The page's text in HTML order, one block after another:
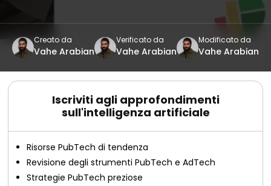
Creato da
Vahe Arabian
Verificato da
Vahe Arabian
Modificato da
Vahe Arabian
Iscriviti agli approfondimenti
sull'intelligenza artificiale
Risorse PubTech di tendenza
Revisione degli strumenti PubTech e AdTech
Strategie PubTech preziose